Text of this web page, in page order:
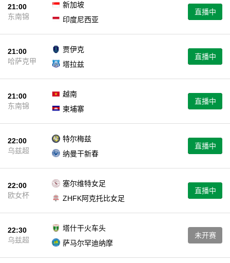
21:00
东南锦
新加坡
印度尼西亚
直播中
21:00
哈萨克甲
贾伊克
塔拉兹
直播中
21:00
东南锦
越南
柬埔寨
直播中
22:00
乌兹超
特尔梅兹
纳曼干新春
直播中
22:00
欧女杯
塞尔维特女足
ZHFK阿克托比女足
直播中
22:30
乌兹超
塔什干火车头
萨马尔罕迪纳摩
未开赛